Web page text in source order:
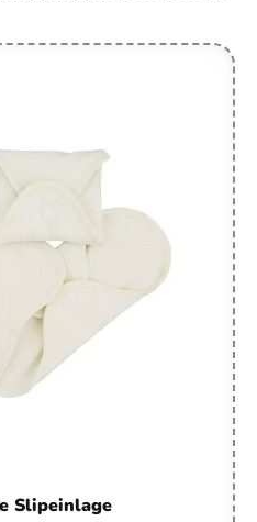
Slipeinlage